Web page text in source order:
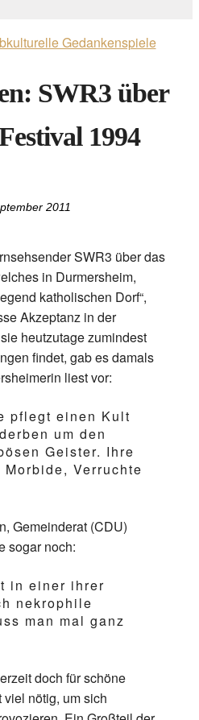
Gedankenspiele
SWR3 über
1994
2011
SWR3 über das
in Durmersheim,
katholischen Dorf“,
Akzeptanz in der
heutzutage zumindest
findet, gab es damals
liest vor:
pflegt einen Kult
um den
Geister. Ihre
Verruchte
Gemeinderat (CDU)
sogar noch:
in einer ihrer
nekrophile
man mal ganz
doch für schöne
viel nötig, um sich